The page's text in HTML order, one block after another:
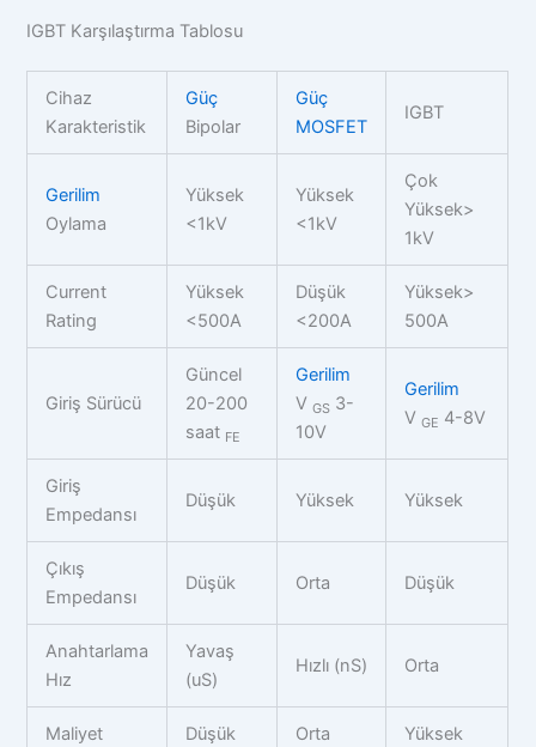
IGBT Karşılaştırma Tablosu
Cihaz
Karakteristik
Güç
Bipolar
Güç
MOSFET
IGBT
Gerilim
Oylama
Yüksek
<1kV
Yüksek
<1kV
Çok
Yüksek>
1kV
Current
Rating
Yüksek
<500A
Düşük
<200A
Yüksek>
500A
Giriş Sürücü
Güncel
20-200
saat FE
Gerilim
VGS 3-
10V
Gerilim
VGE 4-8V
Giriş
Empedansı
Düşük Yüksek Yüksek
Çıkış
Empedansı
Düşük Orta Düşük
Anahtarlama
Hız
Yavaş
(uS)
Hızlı (nS) Orta
Maliyet Düşük Orta Yüksek